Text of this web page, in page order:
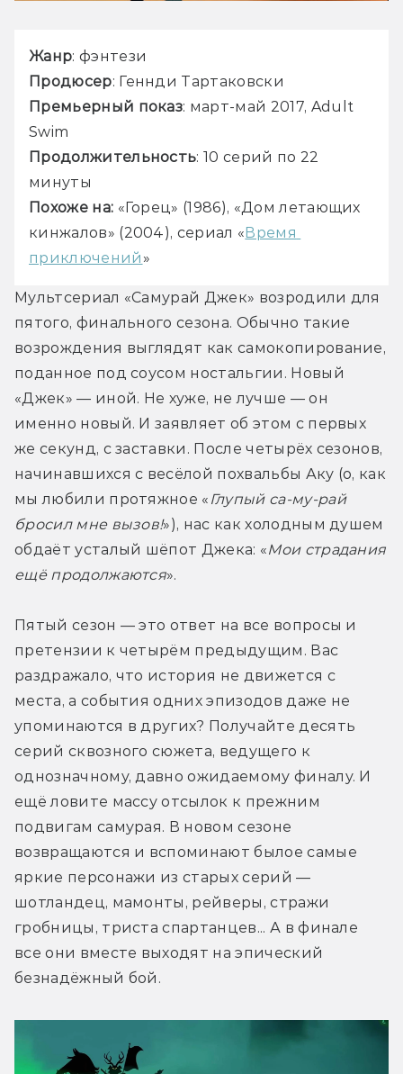
Жанр: фэнтези
Продюсер: Геннди Тартаковски
Премьерный показ: март-май 2017, Adult
Swim
Продолжительность: 10 серий по 22
минуты
Похоже на: «Горец» (1986), «Дом летающих
кинжалов» (2004), сериал «Время
приключений »
Мультсериал «Самурай Джек» возродили для
пятого, финального сезона. Обычно такие
возрождения выглядят как самокопирование,
поданное под соусом ностальгии. Новый
«Джек» — иной. Не хуже, не лучше — он
именно новый. И заявляет об этом с первых
же секунд, с заставки. После четырёх сезонов,
начинавшихся с весёлой похвальбы Аку (о, как
мы любили протяжное « Глупый са-му-рай
бросил мне вызов!»), нас как холодным душем
обдаёт усталый шёпот Джека: «Мои страдания
ещё продолжаются».
Пятый сезон — это ответ на все вопросы и
претензии к четырём предыдущим. Вас
раздражало, что история не движется с
места, а события одних эпизодов даже не
упоминаются в других? Получайте десять
серий сквозного сюжета, ведущего к
однозначному, давно ожидаемому финалу. И
ещё ловите массу отсылок к прежним
подвигам самурая. В новом сезоне
возвращаются и вспоминают былое самые
яркие персонажи из старых серий —
шотландец, мамонты, рейверы, стражи
гробницы, триста спартанцев... А в финале
все они вместе выходят на эпический
безнадёжный бой.